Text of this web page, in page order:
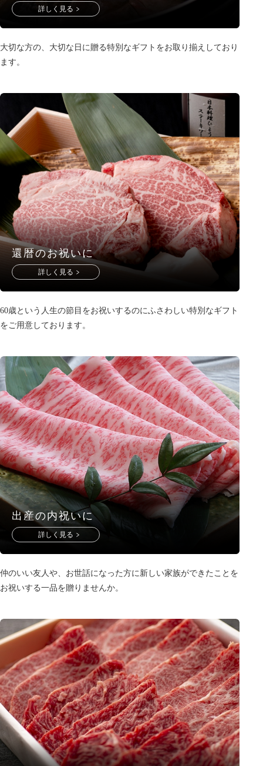
詳しく見る
大切な方の、大切な日に贈る特別なギフトをお取り揃えしており
ます。
還暦のお祝いに
詳しく見る
60歳という人生の節目をお祝いするのにふさわしい特別なギフト
をご用意しております。
出産の内祝いに
詳しく見る
仲のいい友人や、お世話になった方に新しい家族ができたことを
お祝いする一品を贈りませんか。